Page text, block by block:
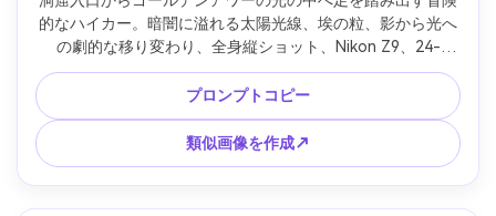
的なハイカー。暗闇に溢れる太陽光線、埃の粒、影から光へ
の劇的な移り変わり、全身縦ショット、Nikon Z9、24-
70mm（35mm）、鮮明なディテール、自然な色調、エピック
なトラベルバイブ --ar 4:5
プロンプトコピー
類似画像を作成↗